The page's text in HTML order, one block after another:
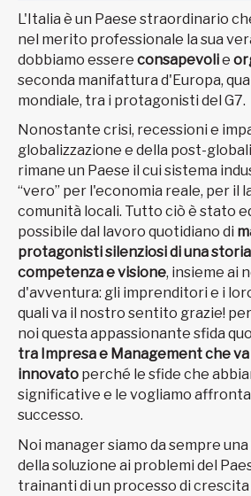
L'Italia è un Paese straordinario
nel merito professionale la sua
dobbiamo essere consapevolie
seconda manifattura d'Europa,
mondiale, tra i protagonisti del G7.
Nonostante crisi, recessioni e
globalizzazione e della post-
rimane un Paese il cui sistema
“vero” per l'economia reale, per il
comunità locali. Tutto ciò è stato
possibile dal lavoro quotidiano di
protagonisti silenziosi di una
competenza e visione, insieme ai
d'avventura: gli imprenditori e i
quali va il nostro sentito grazie!
noi questa appassionante sfida
tra Impresa e Management che
innovato perché le sfide che
significative e le vogliamo
successo.
Noi manager siamo da sempre
della soluzione ai problemi del
trainanti di un processo di